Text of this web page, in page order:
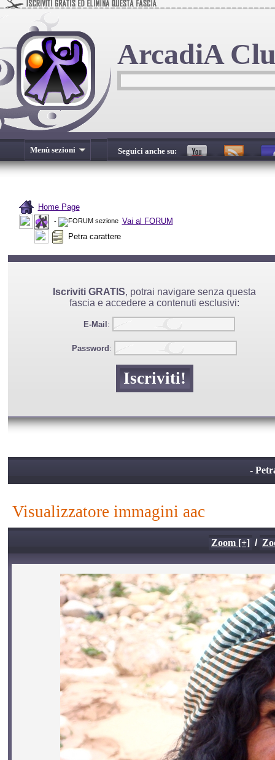
ArcadiA
Menù sezioni Seguici anche su:
Home Page
-
Vai al FORUM
Petra carattere
Iscriviti GRATIS, potrai navigare senza questa
fascia e accedere a contenuti esclusivi:
E-Mail :
Password :
-
visualizzatore immagini aac
Zoom [+] /